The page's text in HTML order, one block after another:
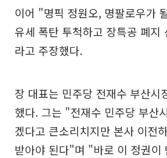
이어 "명픽 정원오, 명팔로우가
유세 폭탄 투척하고 장특공 폐지
라고 주장했다.
장 대표는 민주당 전재수 부산시
했다. 그는 "전재수 민주당 부산
겠다고 큰소리치지만 본사 이전
받아야 된다"며 "바로 이 정권이